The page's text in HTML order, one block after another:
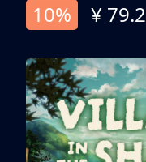
10%
¥ 79.2